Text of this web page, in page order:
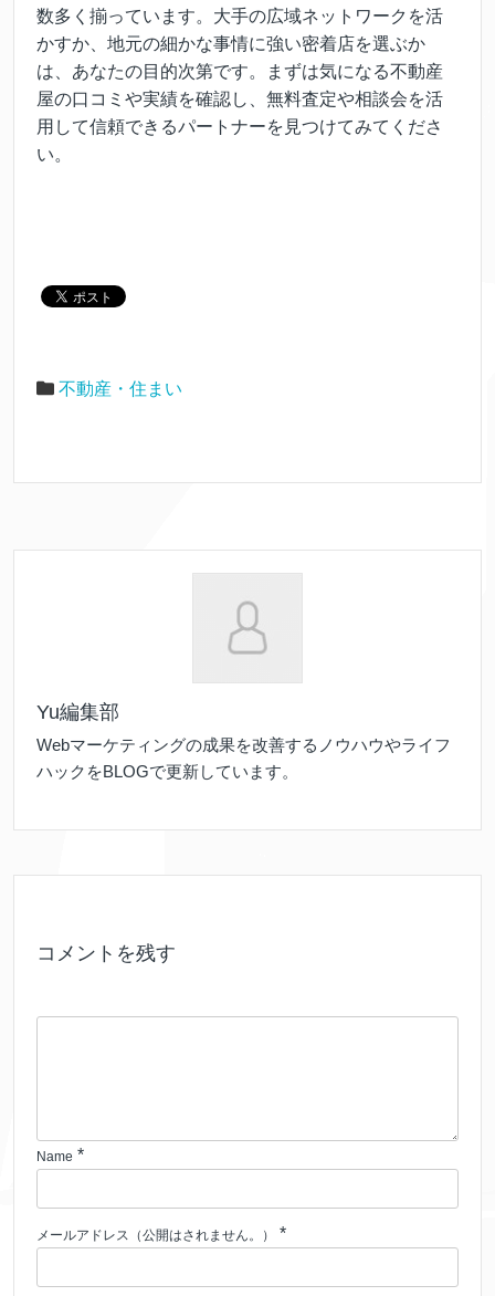
数多く揃っています。大手の広域ネットワークを活
かすか、地元の細かな事情に強い密着店を選ぶか
は、あなたの目的次第です。まずは気になる不動産
屋の口コミや実績を確認し、無料査定や相談会を活
用して信頼できるパートナーを見つけてみてくださ
い。
不動産・住まい
Yu編集部
Webマーケティングの成果を改善するノウハウやライフ
ハックをBLOGで更新しています。
コメントを残す
Name *
メールアドレス（公開はされません。） *